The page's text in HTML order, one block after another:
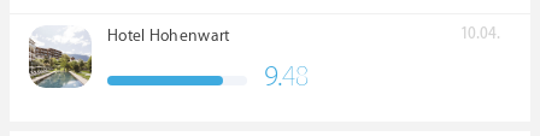
Hotel Hohenwart 10.04.
9.48